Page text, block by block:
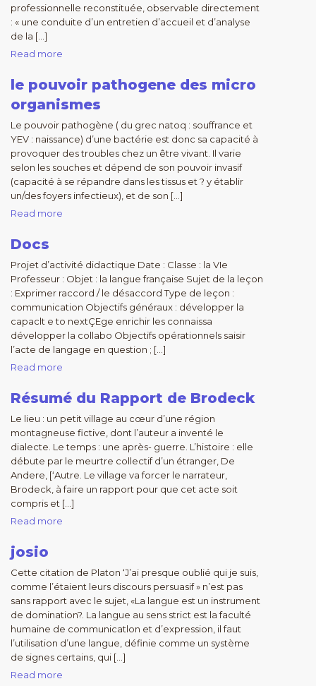
professionnelle reconstituée, observable directement
: « une conduite d’un entretien d’accueil et d’analyse
de la […]
Read more
le pouvoir pathogene des micro
organismes
Le pouvoir pathogène ( du grec natoq : souffrance et
YEV : naissance) d’une bactérie est donc sa capacité à
provoquer des troubles chez un être vivant. Il varie
selon les souches et dépend de son pouvoir invasif
(capacité à se répandre dans les tissus et ? y établir
un/des foyers infectieux), et de son […]
Read more
Docs
Projet d’activité didactique Date : Classe : la VIe
Professeur : Objet : la langue française Sujet de la leçon
: Exprimer raccord / le désaccord Type de leçon :
communication Objectifs généraux : développer la
capaclt e to nextÇEge enrichir les connaissa
développer la collabo Objectifs opérationnels saisir
l’acte de langage en question ; […]
Read more
Résumé du Rapport de Brodeck
Le lieu : un petit village au cœur d’une région
montagneuse fictive, dont l’auteur a inventé le
dialecte. Le temps : une après- guerre. L’histoire : elle
débute par le meurtre collectif d’un étranger, De
Andere, [‘Autre. Le village va forcer le narrateur,
Brodeck, à faire un rapport pour que cet acte soit
compris et […]
Read more
josio
Cette citation de Platon ‘J’ai presque oublié qui je suis,
comme l’étaient leurs discours persuasif » n’est pas
sans rapport avec le sujet, «La langue est un instrument
de domination?. La langue au sens strict est la faculté
humaine de communicatlon et d’expression, il faut
l’utilisation d’une langue, définie comme un système
de signes certains, qui […]
Read more